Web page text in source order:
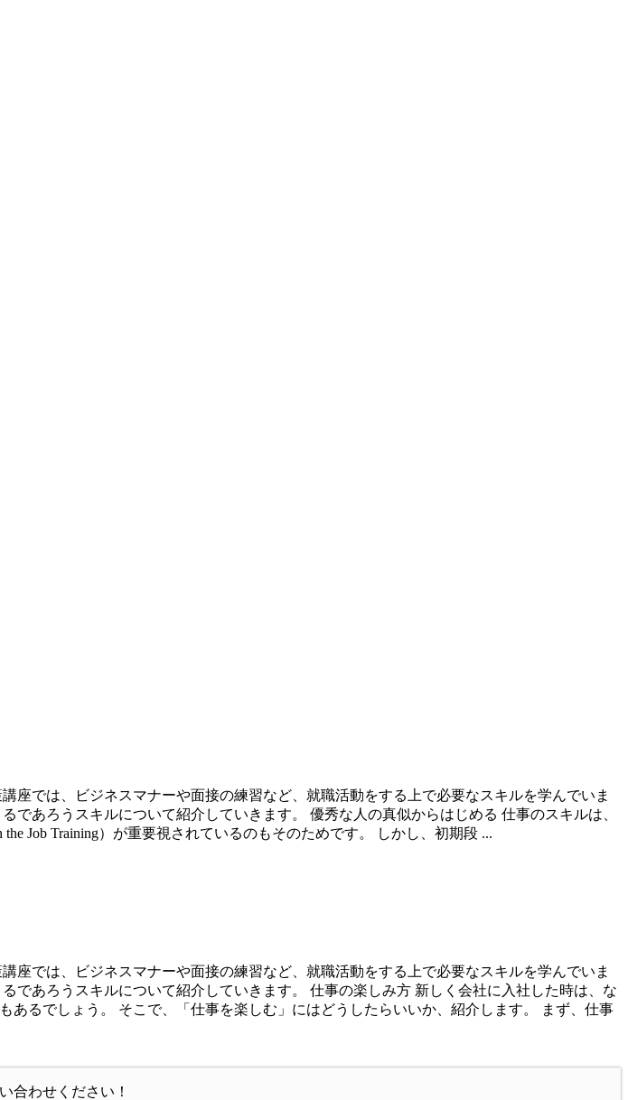
では、ビジネスマナーや面接の練習など、就職活動をする上で必要なスキルを学んでいま
あろうスキルについて紹介していきます。 優秀な人の真似からはじめる 仕事のスキルは、
Job Training）が重要視されているのもそのためです。 しかし、初期段 ...
では、ビジネスマナーや面接の練習など、就職活動をする上で必要なスキルを学んでいま
あろうスキルについて紹介していきます。 仕事の楽しみ方 新しく会社に入社した時は、な
るでしょう。 そこで、「仕事を楽しむ」にはどうしたらいいか、紹介します。 まず、仕事
合わせください！